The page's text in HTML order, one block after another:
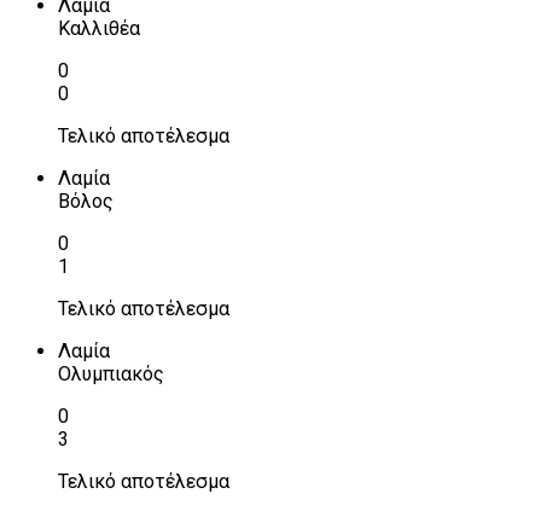
Λαμία
Καλλιθέα
0
0
Τελικό αποτέλεσμα
Λαμία
Βόλος
0
1
Τελικό αποτέλεσμα
Λαμία
Ολυμπιακός
0
3
Τελικό αποτέλεσμα